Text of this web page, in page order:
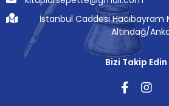
İstanbul Caddesi Hacıbayram
Altındağ/
Bizi Takip Edin